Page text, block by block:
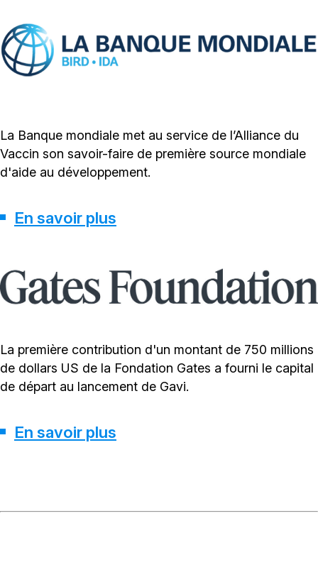
La Banque mondiale met au service de l’Alliance du
Vaccin son savoir-faire de première source mondiale
d'aide au développement.
En savoir plus
La première contribution d'un montant de 750 millions
de dollars US de la Fondation Gates a fourni le capital
de départ au lancement de Gavi.
En savoir plus